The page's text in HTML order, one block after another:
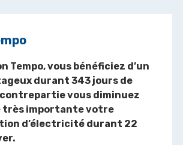
Tempo, vous bénéficiez d’un
durant 343 jours de
contrepartie vous diminuez
très importante votre
d’électricité durant 22